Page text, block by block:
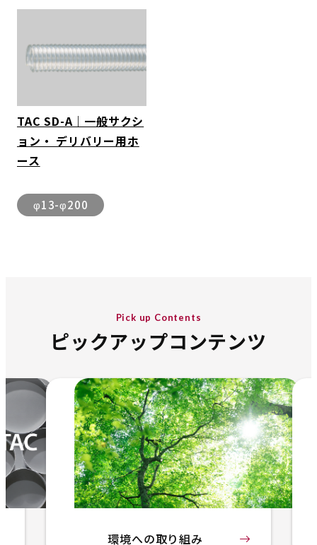
TAC SD-A｜一般サクシ
ョン・ デリバリー用ホ
ース
φ13-φ200
Pick up Contents
ピックアップコンテンツ
環境への取り組み